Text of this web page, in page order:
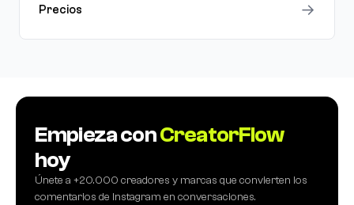
Precios →
Empieza conCreatorFlow
hoy
Únete a +20.000 creadores y marcas que convierten los
comentarios de Instagram en conversaciones.